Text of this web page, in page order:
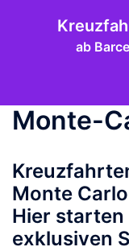
ab
Monte-
Monte
Hier starten
exklusiven